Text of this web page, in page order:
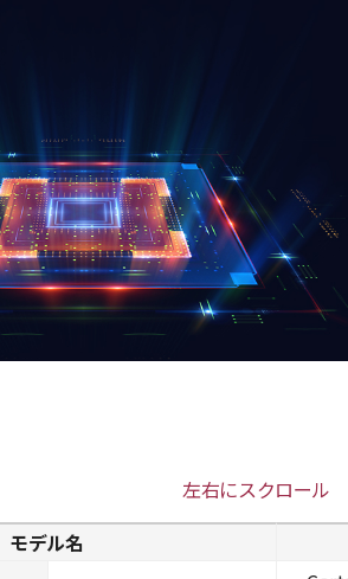
左右にスクロール
モデル名